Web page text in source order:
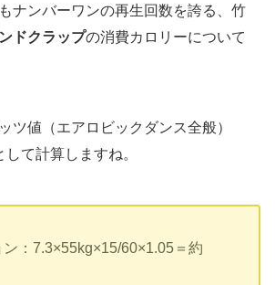
ナンバーワンの再生回数を誇る、竹
ドクラップの消費カロリーについて
ツ値（エアロビックダンス全般）
て計算しますね。
：7.3×55kg×15/60×1.05＝約